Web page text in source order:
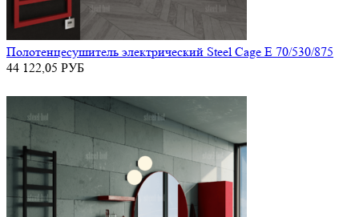
Полотенцесушитель электрический Steel Cage E 70/530/875
44 122,05 РУБ